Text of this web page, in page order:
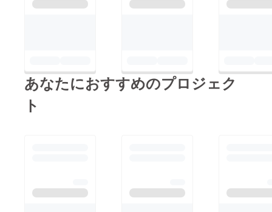
のような手段、形が西
への意識調査を行い
データを集約します。
も活用されます。小学
字）は１級相当のつわ
は出せるけど正確性が
た！クラウドファン
あなたにおすすめのプロジェク
ト